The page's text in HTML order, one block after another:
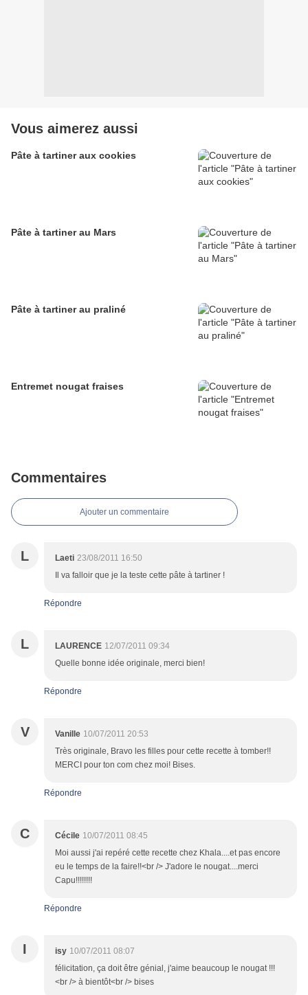
Vous aimerez aussi
Pâte à tartiner aux cookies
Pâte à tartiner au Mars
Pâte à tartiner au praliné
Entremet nougat fraises
Commentaires
Ajouter un commentaire
L Laeti 23/08/2011 16:50
Il va falloir que je la teste cette pâte à tartiner !
Répondre
L LAURENCE 12/07/2011 09:34
Quelle bonne idée originale, merci bien!
Répondre
V Vanille 10/07/2011 20:53
Très originale, Bravo les filles pour cette recette à tomber!!
MERCI pour ton com chez moi! Bises.
Répondre
C Cécile 10/07/2011 08:45
Moi aussi j'ai repéré cette recette chez Khala....et pas encore
eu le temps de la faire!!<br /> J'adore le nougat....merci
Capu!!!!!!!!
Répondre
I isy 10/07/2011 08:07
félicitation, ça doit être génial, j'aime beaucoup le nougat !!!
<br /> à bientôt<br /> bises